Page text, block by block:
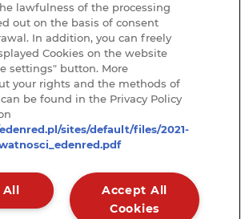
w Edenred
lawfulness of the processing
out on the basis of consent
In addition, you can freely
Cookies on the website
settings" button. More
your rights and the methods of
be found in the Privacy Policy
sites/default/files/2021-
Accept All
Cookies
All